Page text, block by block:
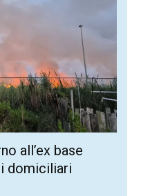
all’ex base
domiciliari